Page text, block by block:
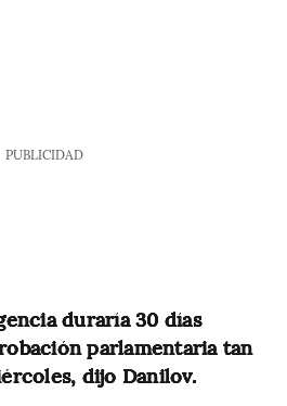
PUBLICIDAD
duraría 30 días
parlamentaria tan
dijo Danilov.